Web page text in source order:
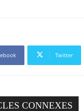
Twitter
CONNEXES